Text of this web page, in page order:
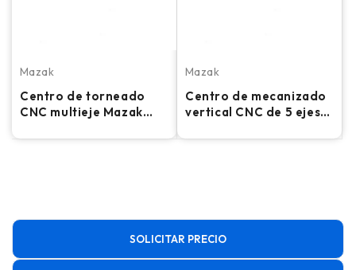
Mazak
Centro de torneado
CNC multieje Mazak
Mazak
Centro de mecanizado
vertical CNC de 5 ejes
- Fresadora con
SOLICITAR PRECIO